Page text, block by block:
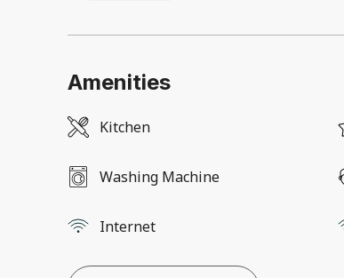
Amenities
Kitchen
Washing Machine
Internet